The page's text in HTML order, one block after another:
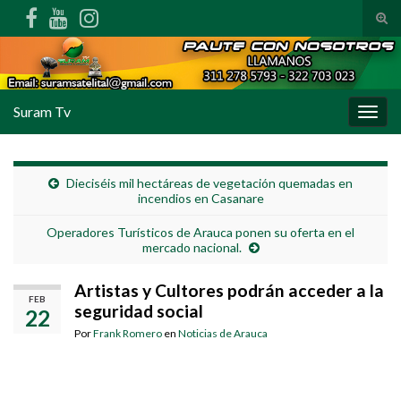
Suram Tv
Dieciséis mil hectáreas de vegetación quemadas en
incendios en Casanare
Operadores Turísticos de Arauca ponen su oferta en el
mercado nacional.
FEB
22
Artistas y Cultores podrán acceder a la
seguridad social
PorFrank Romero en Noticias de Arauca